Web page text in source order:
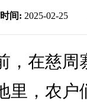
间: 2025-02-25
在慈周
里，农户